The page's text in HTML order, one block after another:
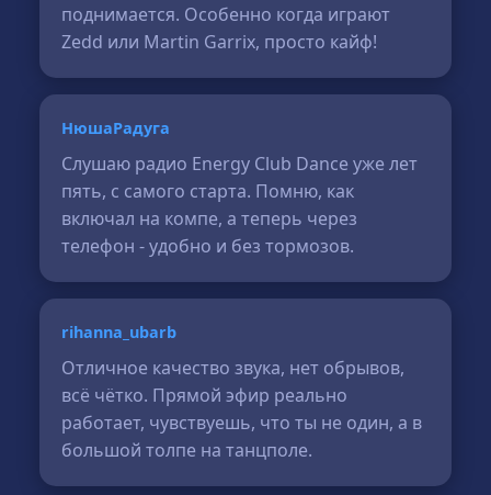
поднимается. Особенно когда играют
Zedd или Martin Garrix, просто кайф!
НюшаРадуга
Слушаю радио Energy Club Dance уже лет
пять, с самого старта. Помню, как
включал на компе, а теперь через
телефон - удобно и без тормозов.
rihanna_ubarb
Отличное качество звука, нет обрывов,
всё чётко. Прямой эфир реально
работает, чувствуешь, что ты не один, а в
большой толпе на танцполе.